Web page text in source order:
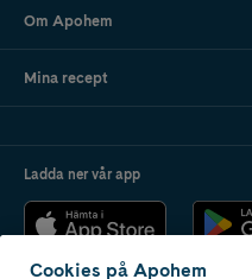
Om Apohem
Mina recept
Ladda ner vår app
Cookies på Apohem